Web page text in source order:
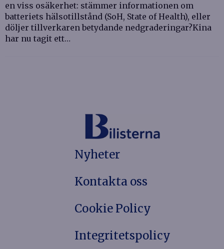
en viss osäkerhet: stämmer informationen om
batteriets hälsotillstånd (SoH, State of Health), eller
döljer tillverkaren betydande nedgraderingar?Kina
har nu tagit ett…
Nyheter
Kontakta oss
Cookie Policy
Integritetspolicy